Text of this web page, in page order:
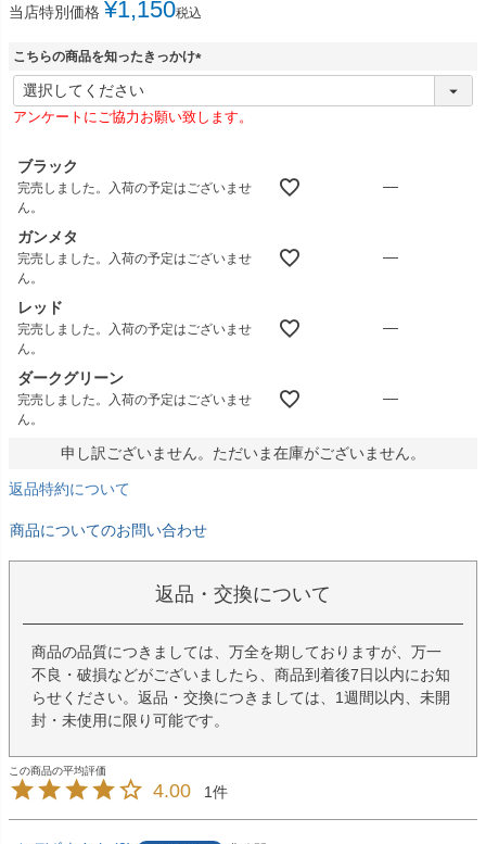
当店特別価格 ¥1,150税込
こちらの商品を知ったきっかけ
(
須
アンケートにご協力お願い致します。
ブラック
完売しました。入荷の予定はございませ
ん。
—
ガンメタ
完売しました。入荷の予定はございませ
ん。
—
レッド
完売しました。入荷の予定はございませ
ん。
—
ダークグリーン
完売しました。入荷の予定はございませ
ん。
—
申し訳ございません。ただいま在庫がございません。
返品特約について
商品についてのお問い合わせ
返品・交換について
商品の品質につきましては、万全を期しておりますが、万一
不良・破損などがございましたら、商品到着後7日以内にお知
らせください。返品・交換につきましては、1週間以内、未開
封・未使用に限り可能です。
4.00 1